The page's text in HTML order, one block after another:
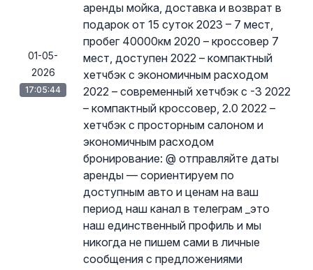
01-05-
2026
17:05:44
аренды мойка, доставка и возврат в
подарок от 15 суток 2023 – 7 мест,
пробег 40000км 2020 – кроссовер 7
мест, доступен 2022 – компактный
хетчбэк с экономичным расходом
2022 – современный хетчбэк с -3 2022
– компактный кроссовер, 2.0 2022 –
хетчбэк с просторным салоном и
экономичным расходом
бронирование: @ отправляйте даты
аренды — сориентируем по
доступным авто и ценам на ваш
период наш канал в телеграм _это
наш единственный профиль и мы
никогда не пишем сами в личные
сообщения с предложениями